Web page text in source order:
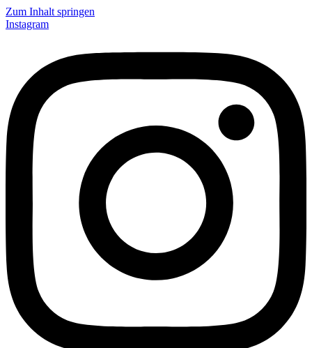
Zum Inhalt springen
Instagram